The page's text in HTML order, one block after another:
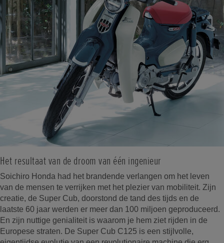
Het resultaat van de droom van één ingenieur
Soichiro Honda had het brandende verlangen om het leven
van de mensen te verrijken met het plezier van mobiliteit. Zijn
creatie, de Super Cub, doorstond de tand des tijds en de
laatste 60 jaar werden er meer dan 100 miljoen geproduceerd.
En zijn nuttige genialiteit is waarom je hem ziet rijden in de
Europese straten. De Super Cub C125 is een stijlvolle,